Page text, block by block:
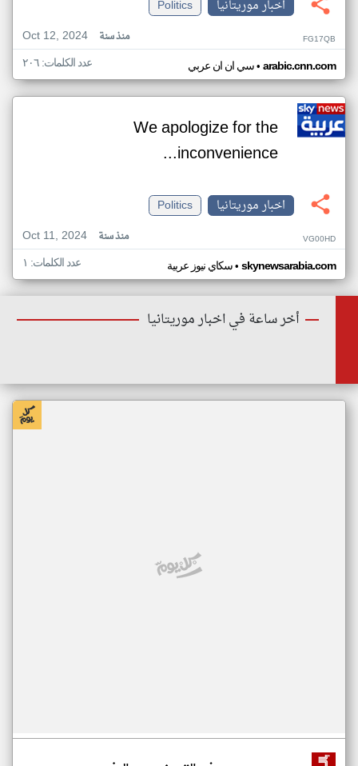
اخبار موريتانيا
Politics
Oct 12, 2024
منذ سنة FG17QB
سي ان ان عربي• arabic.cnn.com عدد الكلمات: ٢٠٦
We apologize for the
inconvenience...
اخبار موريتانيا
Politics
Oct 11, 2024
منذ سنة VG00HD
سكاي نيوز عربية• skynewsarabia.com عدد الكلمات: ١
أخر ساعة في اخبار موريتانيا